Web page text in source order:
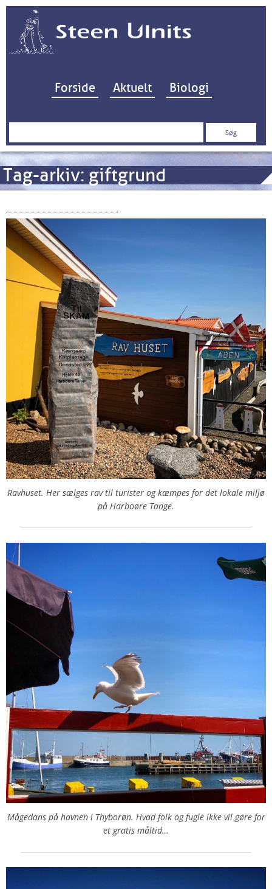
Hop til indhold
Forside Aktuelt Biologi
Søg
Tag-arkiv: giftgrund
Ravhuset. Her sælges rav til turister og kæmpes for det lokale miljø
på Harboøre Tange.
Mågedans på havnen i Thyborøn. Hvad folk og fugle ikke vil gøre for
et gratis måltid…